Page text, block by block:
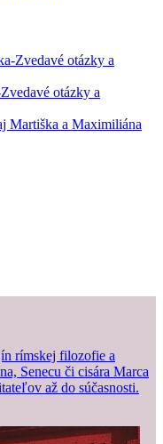
otázky a
Martiška a Maximiliána
rímskej filozofie a
Senecu či cisára Marca
až do súčasnosti.